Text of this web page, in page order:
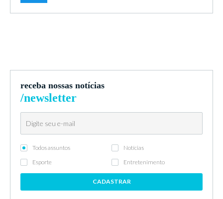
receba nossas notícias
/newsletter
Todos assuntos
Notícias
Esporte
Entretenimento
CADASTRAR